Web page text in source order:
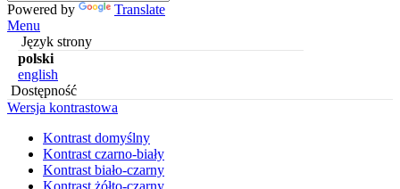
Powered by
Translate
Menu
Język strony
polski
english
Dostępność
Wersja kontrastowa
Kontrast domyślny
Kontrast czarno-biały
Kontrast biało-czarny
Kontrast żółto-czarny